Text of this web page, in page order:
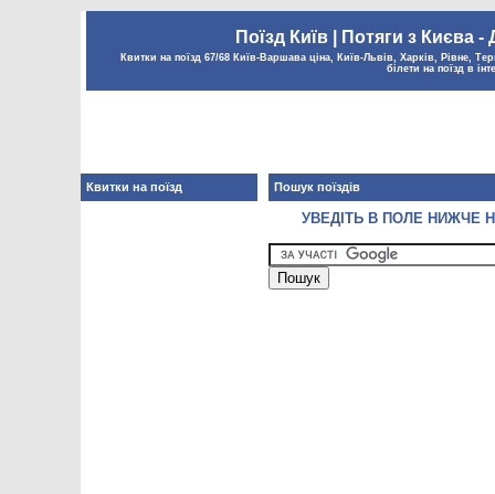
Поїзд Київ | Потяги з Києва -
Квитки на поїзд 67/68 Київ-Варшава ціна, Київ-Львів, Харків, Рівне,
білети на поїзд в
Пошук поїздів
УВЕДІТЬ В ПОЛЕ НИЖЧЕ
Квитки на поїзд